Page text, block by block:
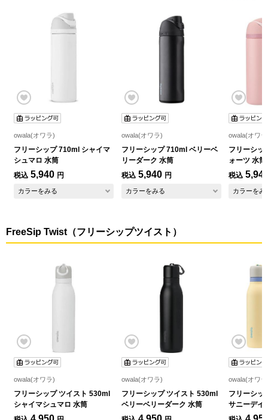
owala(オワラ)
フリーシップ 710ml シャイマ
シュマロ 水筒
税込 5,940 円
カラーをみる
owala(オワラ)
フリーシップ 710ml ベリーベ
リーダーク 水筒
税込 5,940 円
カラーをみる
owala(オワ
フリーシッ
ォーツ 水筒
税込
カラーをみ
FreeSip Twist（フリーシップツイスト）
owala(オワラ)
フリーシップ ツイスト 530ml
シャイマシュマロ 水筒
owala(オワラ)
フリーシップ ツイスト 530ml
ベリーベリーダーク 水筒
owala(オワ
フリーシッ
サニーデイ